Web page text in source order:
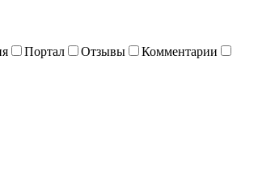
Портал Отзывы
Комментарии